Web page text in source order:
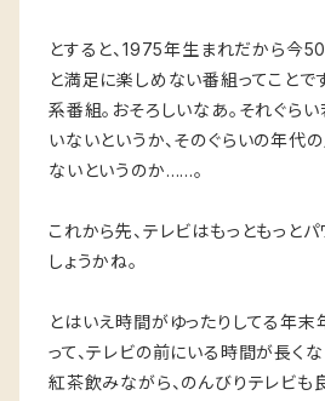
とすると、1975年生まれだから今
と満足に楽しめない番組ってことで
系番組。おそろしいなあ。それぐら
いないというか、そのぐらいの年代
ないというのか……。
これから先、テレビはもっともっと
しょうかね。
とはいえ時間がゆったりしてる年
って、テレビの前にいる時間が長くな
紅茶飲みながら、のんびりテレビも